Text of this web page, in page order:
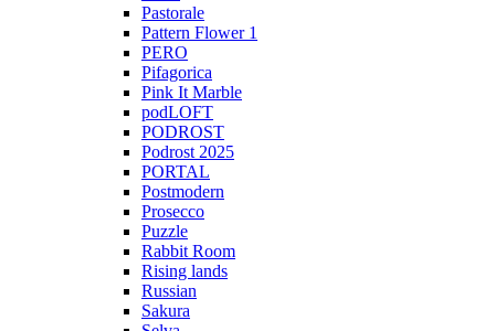
Pastorale
Pattern Flower 1
PERO
Pifagorica
Pink It Marble
podLOFT
PODROST
Podrost 2025
PORTAL
Postmodern
Prosecco
Puzzle
Rabbit Room
Rising lands
Russian
Sakura